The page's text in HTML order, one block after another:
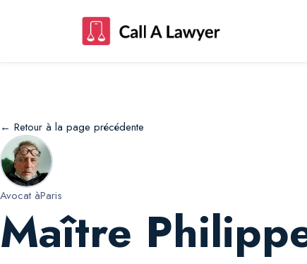
← Retour à la page précédente
Avocat àParis
Maître